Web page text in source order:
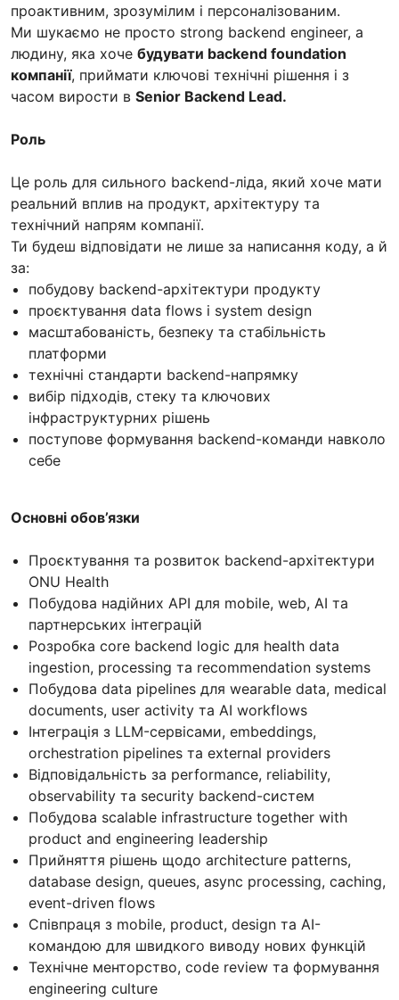
проактивним, зрозумілим і персоналізованим.
Ми шукаємо не просто strong backend engineer, а
людину, яка хоче будувати backend foundation
компанії, приймати ключові технічні рішення і з
часом вирости в Senior Backend Lead.
Роль
Це роль для сильного backend-ліда, який хоче мати
реальний вплив на продукт, архітектуру та
технічний напрям компанії.
Ти будеш відповідати не лише за написання коду, а й
за:
побудову backend-архітектури продукту
проєктування data flows і system design
масштабованість, безпеку та стабільність
платформи
технічні стандарти backend-напрямку
вибір підходів, стеку та ключових
інфраструктурних рішень
поступове формування backend-команди навколо
себе
Основні обов’язки
Проєктування та розвиток backend-архітектури
ONU Health
Побудова надійних API для mobile, web, AI та
партнерських інтеграцій
Розробка core backend logic для health data
ingestion, processing та recommendation systems
Побудова data pipelines для wearable data, medical
documents, user activity та AI workflows
Інтеграція з LLM-сервісами, embeddings,
orchestration pipelines та external providers
Відповідальність за performance, reliability,
observability та security backend-систем
Побудова scalable infrastructure together with
product and engineering leadership
Прийняття рішень щодо architecture patterns,
database design, queues, async processing, caching,
event-driven flows
Співпраця з mobile, product, design та AI-
командою для швидкого виводу нових функцій
Технічне менторство, code review та формування
engineering culture